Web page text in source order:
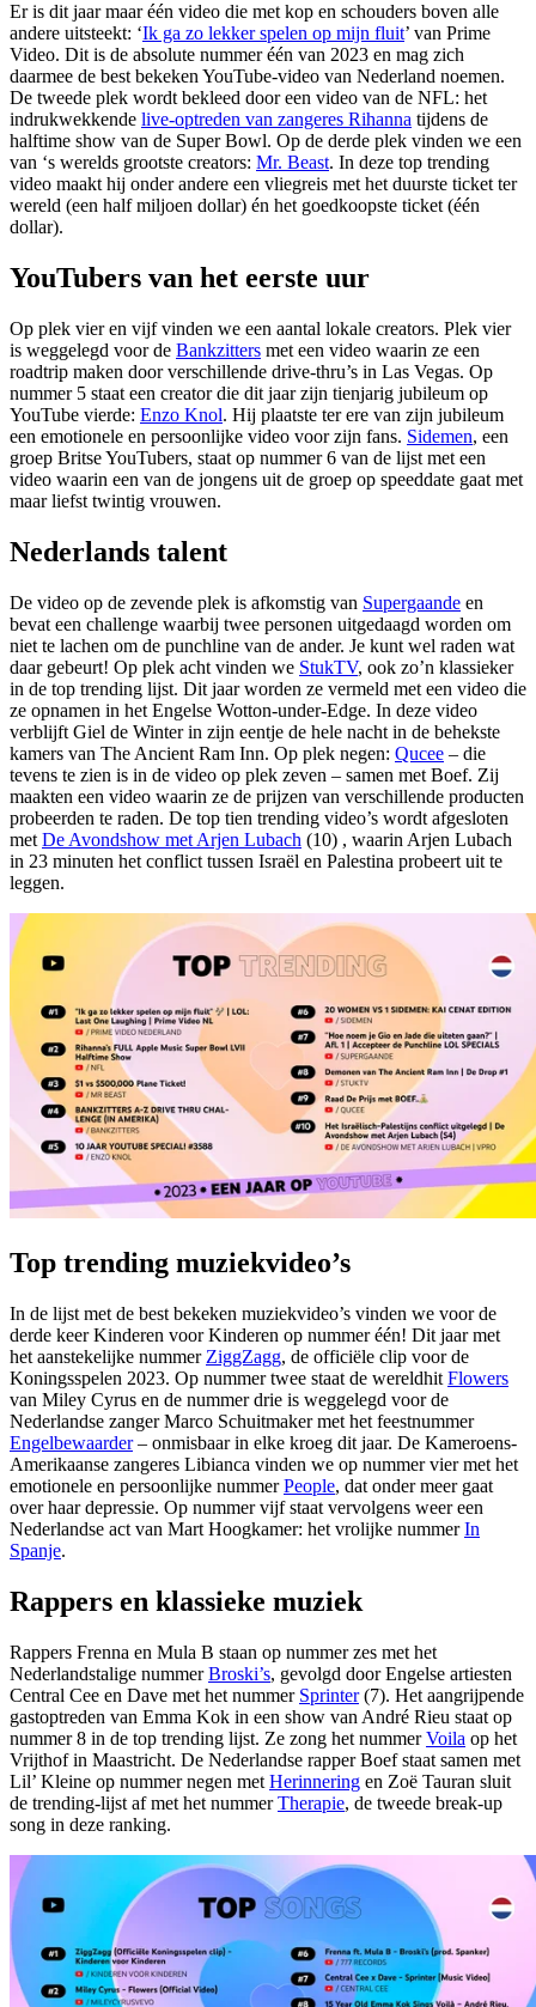
Er is dit jaar maar één video die met kop en schouders boven alle
andere uitsteekt: ‘Ik ga zo lekker spelen op mijn fluit’ van Prime
Video. Dit is de absolute nummer één van 2023 en mag zich
daarmee de best bekeken YouTube-video van Nederland noemen.
De tweede plek wordt bekleed door een video van de NFL: het
indrukwekkende live-optreden van zangeres Rihanna tijdens de
halftime show van de Super Bowl. Op de derde plek vinden we een
van ‘s werelds grootste creators: Mr. Beast. In deze top trending
video maakt hij onder andere een vliegreis met het duurste ticket ter
wereld (een half miljoen dollar) én het goedkoopste ticket (één
dollar).
YouTubers van het eerste uur
Op plek vier en vijf vinden we een aantal lokale creators. Plek vier
is weggelegd voor de Bankzitters met een video waarin ze een
roadtrip maken door verschillende drive-thru’s in Las Vegas. Op
nummer 5 staat een creator die dit jaar zijn tienjarig jubileum op
YouTube vierde: Enzo Knol. Hij plaatste ter ere van zijn jubileum
een emotionele en persoonlijke video voor zijn fans. Sidemen, een
groep Britse YouTubers, staat op nummer 6 van de lijst met een
video waarin een van de jongens uit de groep op speeddate gaat met
maar liefst twintig vrouwen.
Nederlands talent
De video op de zevende plek is afkomstig van Supergaande en
bevat een challenge waarbij twee personen uitgedaagd worden om
niet te lachen om de punchline van de ander. Je kunt wel raden wat
daar gebeurt! Op plek acht vinden we StukTV, ook zo’n klassieker
in de top trending lijst. Dit jaar worden ze vermeld met een video die
ze opnamen in het Engelse Wotton-under-Edge. In deze video
verblijft Giel de Winter in zijn eentje de hele nacht in de behekste
kamers van The Ancient Ram Inn. Op plek negen: Qucee – die
tevens te zien is in de video op plek zeven – samen met Boef. Zij
maakten een video waarin ze de prijzen van verschillende producten
probeerden te raden. De top tien trending video’s wordt afgesloten
met De Avondshow met Arjen Lubach (10) , waarin Arjen Lubach
in 23 minuten het conflict tussen Israël en Palestina probeert uit te
leggen.
Top trending muziekvideo’s
In de lijst met de best bekeken muziekvideo’s vinden we voor de
derde keer Kinderen voor Kinderen op nummer één! Dit jaar met
het aanstekelijke nummer ZiggZagg, de officiële clip voor de
Koningsspelen 2023. Op nummer twee staat de wereldhit Flowers
van Miley Cyrus en de nummer drie is weggelegd voor de
Nederlandse zanger Marco Schuitmaker met het feestnummer
Engelbewaarder– onmisbaar in elke kroeg dit jaar. De Kameroens-
Amerikaanse zangeres Libianca vinden we op nummer vier met het
emotionele en persoonlijke nummerPeople, dat onder meer gaat
over haar depressie. Op nummer vijf staat vervolgens weer een
Nederlandse act van Mart Hoogkamer: het vrolijke nummerIn
Spanje.
Rappers en klassieke muziek
Rappers Frenna en Mula B staan op nummer zes met het
Nederlandstalige nummerBroski’s, gevolgd door Engelse artiesten
Central Cee en Dave met het nummer Sprinter(7). Het aangrijpende
gastoptreden van Emma Kok in een show van André Rieu staat op
nummer 8 in de top trending lijst. Ze zong het nummerVoila op het
Vrijthof in Maastricht. De Nederlandse rapper Boef staat samen met
Lil’ Kleine op nummer negen met Herinnering en Zoë Tauran sluit
de trending-lijst af met het nummerTherapie, de tweede break-up
song in deze ranking.